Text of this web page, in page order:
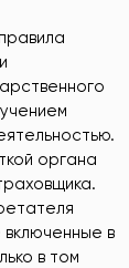
органа
включенные в
в том